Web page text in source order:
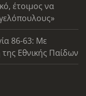
έτοιμος να
86-63: Με
Εθνικής Παίδων